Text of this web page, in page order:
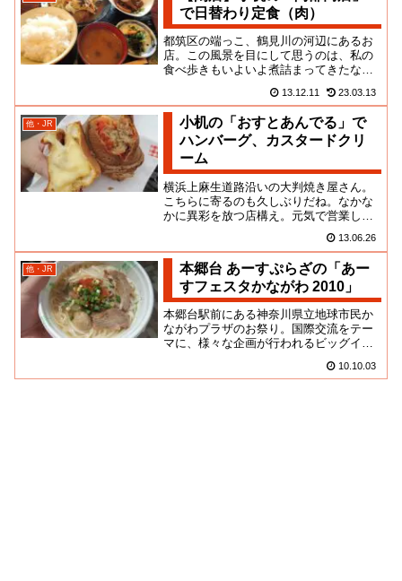
で日替わり定食（肉）
都筑区の端っこ、鶴見川の河辺にあるお
店。この風景を目にして思うのは、私の
食べ歩きもいよいよ煮詰まってきたなと
野菜特集かなんかの時にブック...
13.12.11 23.03.13
他・JR
小机の「おすとあんでる」で
ハンバーグ、カスタードクリ
ーム
横浜上麻生道路沿いの大判焼き屋さん。
こちらに寄るのも久しぶりだね。なかな
かに異彩を放つ店構え。元気で営業して
てるし、普段は誰が買っている... 13.06.26
他・JR
本郷台 あーすぷらざの「あー
すフェスタかながわ 2010」
本郷台駅前にある神奈川県立地球市民か
ながわプラザのお祭り。国際交流をテー
マに、様々な企画が行われるビッグイベ
のは各国料理の屋台コーナーっ... 10.10.03